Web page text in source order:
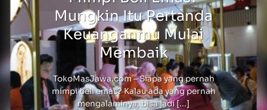
Mungkin Itu Pertanda
Keuanganmu Mulai
Membaik
TokoMasJawa.com – Siapa yang pernah
mimpi beli emas? Kalau ada yang pernah
mengalaminya, bisa jadi [...]